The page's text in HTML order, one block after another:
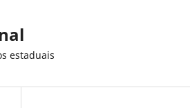
estaduais